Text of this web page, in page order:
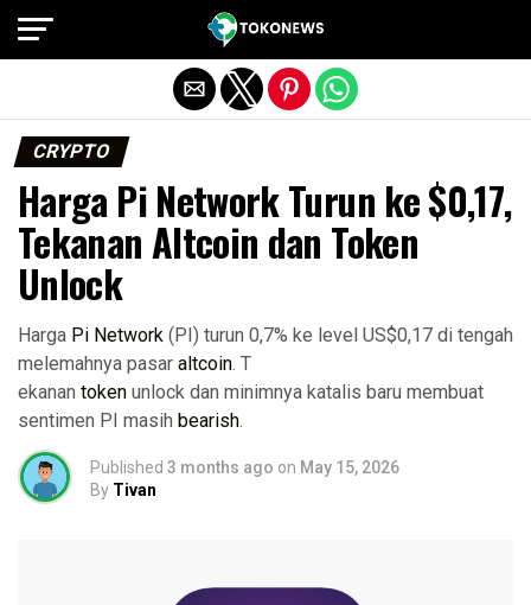
CRYPTO
Harga Pi Network Turun ke $0,17,
Tekanan Altcoin dan Token
Unlock
Harga Pi Network (PI) turun 0,7% ke level US$0,17 di tengah
melemahnya pasar altcoin. T
ekanan token unlock dan minimnya katalis baru membuat
sentimen PI masih bearish.
Published 3 months ago on May 15, 2026
By Tivan
Exit mobile version